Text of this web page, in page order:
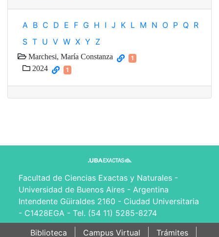
A B C D E F G H I J K L M N O P Q R
S T U V W X Y Z
Marchesi, María Constanza 1
2024 1
Facultad de Ciencias Exactas y Naturales -
Universidad de Buenos Aires - Argentina
Intendente Güiraldes 2160 - Ciudad Universitaria
- C1428EGA - Tel. (54 11) 5285-8274
Biblioteca
Campus Virtual Trámites